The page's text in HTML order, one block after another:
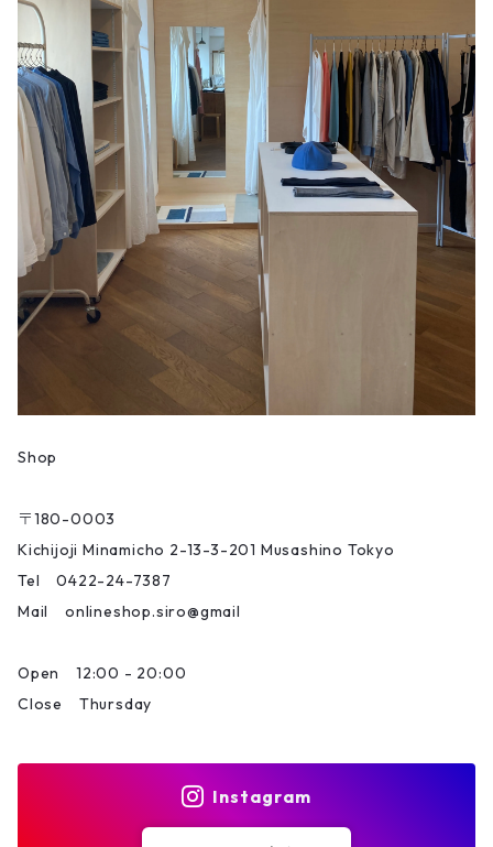
Shop
〒180-0003
Kichijoji Minamicho 2-13-3-201 Musashino Tokyo
Tel 0422-24-7387
Mail onlineshop.siro@gmail
Open 12:00 - 20:00
Close Thursday
Instagram